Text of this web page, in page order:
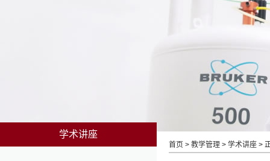
学术讲座
首页 > 教学管理 > 学术讲座 >